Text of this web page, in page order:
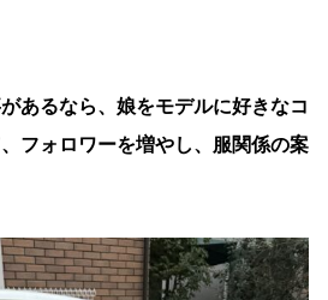
あるなら、娘をモデルに好きなコ
フォロワーを増やし、服関係の案